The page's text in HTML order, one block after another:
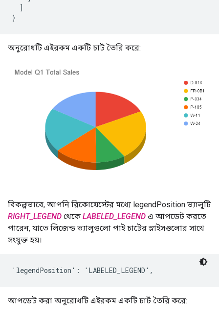
]
}
অনুরোধটি এইরকম একটি চার্ট তৈরি করে:
বিকল্পভাবে, আপনি রিকোয়েস্টের মধ্যে legendPosition ভ্যালুটি
RIGHT_LEGEND থেকে LABELED_LEGEND এ আপডেট করতে
পারেন, যাতে লিজেন্ড ভ্যালুগুলো পাই চার্টের স্লাইসগুলোর সাথে
সংযুক্ত হয়।
'legendPosition': 'LABELED_LEGEND',
আপডেট করা অনুরোধটি এইরকম একটি চার্ট তৈরি করে: